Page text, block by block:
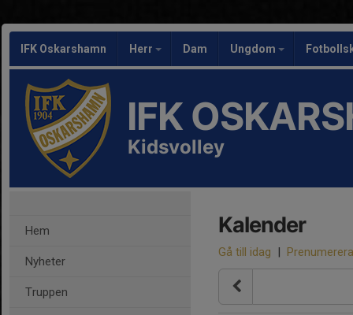
IFK Oskarshamn Herr Dam Ungdom
IFK
Kidsvolley
Hem
Nyheter
Truppen
Kalender
Gå till idag | Prenumerera